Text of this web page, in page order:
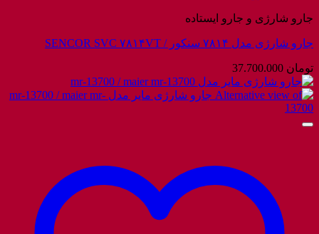
جارو شارژی و جارو ایستاده
جارو شارژی مدل ۷۸۱۴ سنکور / SENCOR SVC ۷۸۱۴VT
تومان